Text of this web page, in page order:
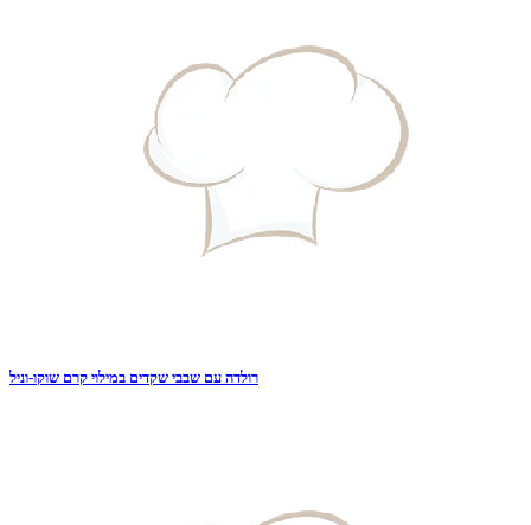
רולדה עם שבבי שקדים במילוי קרם שוקו-וניל